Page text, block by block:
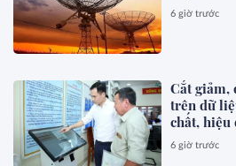
6 giờ trước
Cắt giảm,
trên dữ
chất, hiệu
6 giờ trước